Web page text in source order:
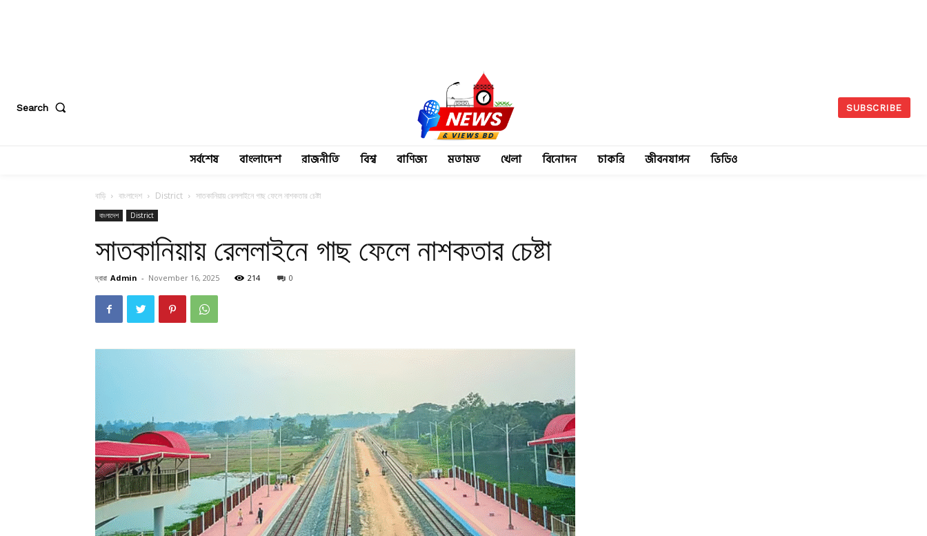
Search SUBSCRIBE
সর্বশেষ বাংলাদেশ রাজনীতি বিশ্ব বাণিজ্য মতামত খেলা বিনোদন চাকরি জীবনযাপন ভিডিও
বাড়ি বাংলাদেশ District সাতকানিয়ায় রেললাইনে গাছ ফেলে নাশকতার চেষ্টা
বাংলাদেশ District
সাতকানিয়ায় রেললাইনে গাছ ফেলে নাশকতার চেষ্টা
দ্বারা Admin - November 16, 2025 214 0